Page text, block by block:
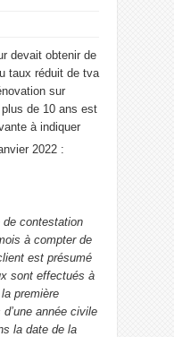
devait obtenir de
taux réduit de tva
sur
de 10 ans est
à indiquer
2022 :
de contestation
à compter de
est présumé
sont effectués à
première
année civile
la date de la